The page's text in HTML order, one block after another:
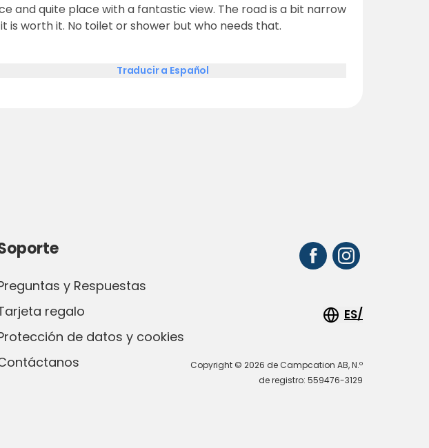
and quite place with a fantastic view. The road is a bit narrow
is worth it. No toilet or shower but who needs that.
Traducir a Español
y Respuestas
regalo
de datos y cookies
ES/
Copyright © 2026 de Campcation AB, N.º
de registro: 559476-3129